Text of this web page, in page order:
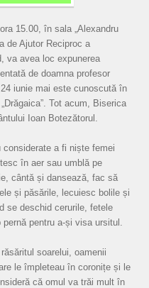
15.00, în sala „Alexandru
de Ajutor Reciproc a
va avea loc expunerea
de doamna profesor
iunie mai este cunoscută în
Tot acum, Biserica
Ioan Botezătorul.
considerate a fi niște femei
în aer sau umblă pe
cântă și dansează, fac să
și păsările, lecuiesc bolile și
se deschid cerurile, fetele
pentru a-și visa ursitul.
soarelui, oamenii
le împleteau în coronițe și le
că omul va trăi mult în